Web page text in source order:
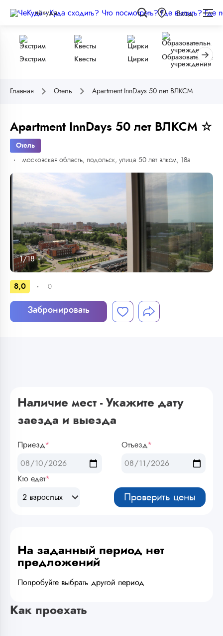
чёкуда Вход
Экстрим Квесты Цирки
Образовательные
учреждения
Главная Отель Apartment InnDays 50 лет ВЛКСМ
Apartment InnDays 50 лет ВЛКСМ ☆
Отель
московская область, подольск, улица 50 лет влксм, 18а
1/18
8,0 0
Забронировать
Наличие мест - Укажите дату
заезда и выезда
Приезд* Отъезд*
Кто едет*
2 взрослых Проверить цены
На заданный период нет
предложений
Попробуйте выбрать другой период
Как проехать